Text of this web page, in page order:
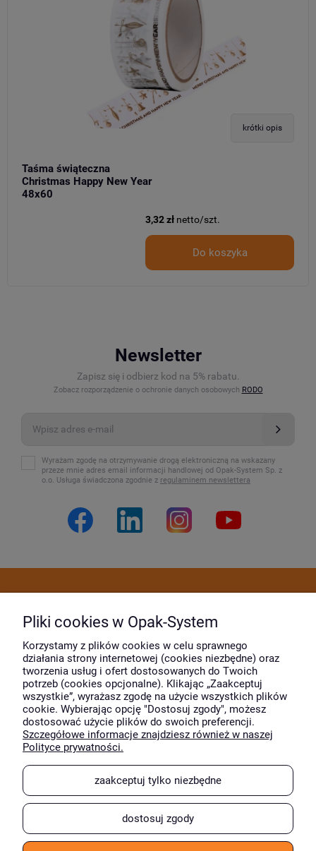
krótki opis
Taśma świąteczna
Christmas Happy New Year
48x60
3,32 zł netto/szt.
Do koszyka
Newsletter
Zapisz się i odbierz kod na 5% rabatu.
Zobacz rozporządzenie o ochronie danych osobowych RODO
Wyrażam zgodę na otrzymywanie drogą elektroniczną na wskazany
przeze mnie adres email informacji handlowej od Opak-System Sp. z
o.o. Usługa świadczona zgodnie z regulaminem newslettera
Moje konto
O firmie
Wyróżnili nas
Pliki cookies w Opak-System
Korzystamy z plików cookies w celu sprawnego
działania strony internetowej (cookies niezbędne) oraz
tworzenia usług i ofert dostosowanych do Twoich
potrzeb (cookies opcjonalne). Klikając „Zaakceptuj
wszystkie”, wyrażasz zgodę na użycie wszystkich plików
cookie. Wybierając opcję "Dostosuj zgody", możesz
dostosować użycie plików do swoich preferencji.
Szczegółowe informacje znajdziesz również w naszej
Polityce prywatności.
zaakceptuj tylko niezbędne
dostosuj zgody